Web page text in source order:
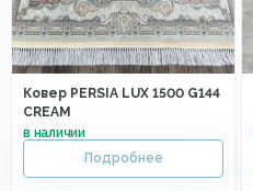
Ковер PERSIA LUX 1500 G144
CREAM